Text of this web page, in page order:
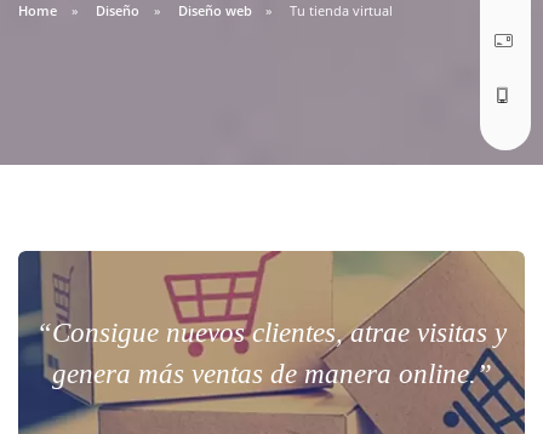
Home Diseño Diseño web Tu tienda virtual
“Consigue nuevos clientes, atrae visitas y
genera más ventas de manera online.”
ABRIR TICKET